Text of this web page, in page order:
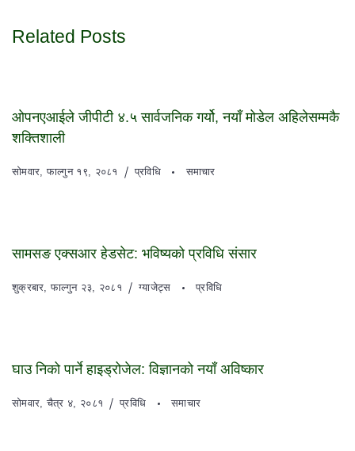
Related Posts
ओपनएआईले जीपीटी ४.५ सार्वजनिक गर्यो, नयाँ मोडेल अहिलेसम्मकै
शक्तिशाली
सोमवार, फाल्गुन १९, २०८१ प्रविधि समाचार
सामसङ एक्सआर हेडसेट: भविष्यको प्रविधि संसार
शुक्रबार, फाल्गुन २३, २०८१ ग्याजेट्स प्रविधि
घाउ निको पार्ने हाइड्रोजेल: विज्ञानको नयाँ अविष्कार
सोमवार, चैत्र ४, २०८१ प्रविधि समाचार